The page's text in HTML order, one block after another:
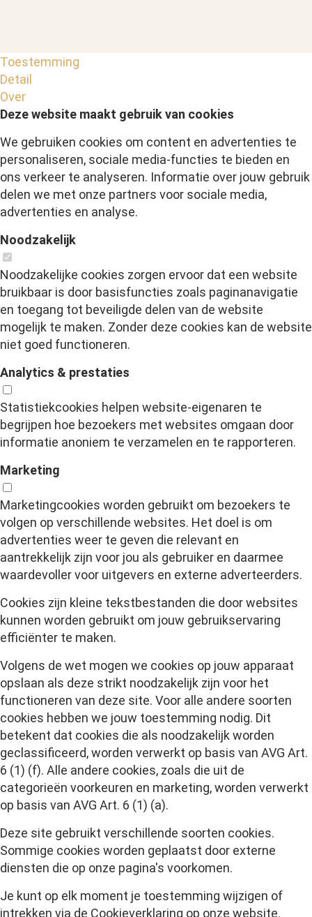
Toestemming
Detail
Over
Deze website maakt gebruik van cookies
We gebruiken cookies om content en advertenties te
personaliseren, sociale media-functies te bieden en
ons verkeer te analyseren. Informatie over jouw gebruik
delen we met onze partners voor sociale media,
advertenties en analyse.
Noodzakelijk
Noodzakelijke cookies zorgen ervoor dat een website
bruikbaar is door basisfuncties zoals paginanavigatie
en toegang tot beveiligde delen van de website
mogelijk te maken. Zonder deze cookies kan de website
niet goed functioneren.
Analytics & prestaties
Statistiekcookies helpen website-eigenaren te
begrijpen hoe bezoekers met websites omgaan door
informatie anoniem te verzamelen en te rapporteren.
Marketing
Marketingcookies worden gebruikt om bezoekers te
volgen op verschillende websites. Het doel is om
advertenties weer te geven die relevant en
aantrekkelijk zijn voor jou als gebruiker en daarmee
waardevoller voor uitgevers en externe adverteerders.
Cookies zijn kleine tekstbestanden die door websites
kunnen worden gebruikt om jouw gebruikservaring
efficiënter te maken.
Volgens de wet mogen we cookies op jouw apparaat
opslaan als deze strikt noodzakelijk zijn voor het
functioneren van deze site. Voor alle andere soorten
cookies hebben we jouw toestemming nodig. Dit
betekent dat cookies die als noodzakelijk worden
geclassificeerd, worden verwerkt op basis van AVG Art.
6 (1) (f). Alle andere cookies, zoals die uit de
categorieën voorkeuren en marketing, worden verwerkt
op basis van AVG Art. 6 (1) (a).
Deze site gebruikt verschillende soorten cookies.
Sommige cookies worden geplaatst door externe
diensten die op onze pagina's voorkomen.
Je kunt op elk moment je toestemming wijzigen of
intrekken via de Cookieverklaring op onze website.